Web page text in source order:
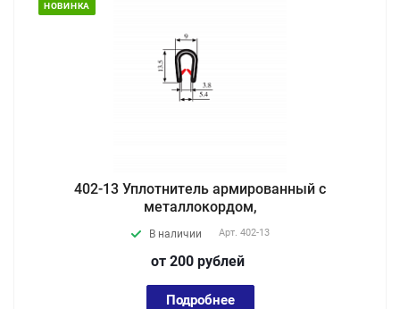
НОВИНКА
402-13 Уплотнитель армированный с
металлокордом,
В наличии Арт. 402-13
от 200 рублей
Подробнее